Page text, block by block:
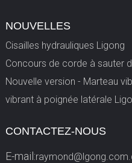
NOUVELLES
Cisailles hydrauliques Ligong
Concours de corde à sauter
Nouvelle version - Marteau
vibrant à poignée latérale
CONTACTEZ-NOUS
E-mail: